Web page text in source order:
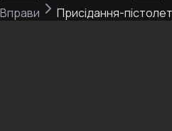
Вправи
Присідання-